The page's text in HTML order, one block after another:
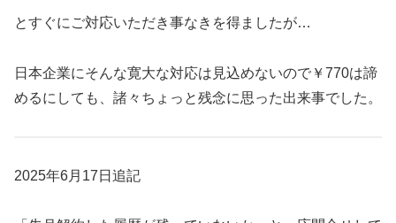
とすぐにご対応いただき事なきを得ましたが…
日本企業にそんな寛大な対応は見込めないので￥770は諦
めるにしても、諸々ちょっと残念に思った出来事でした。
2025年6月17日追記